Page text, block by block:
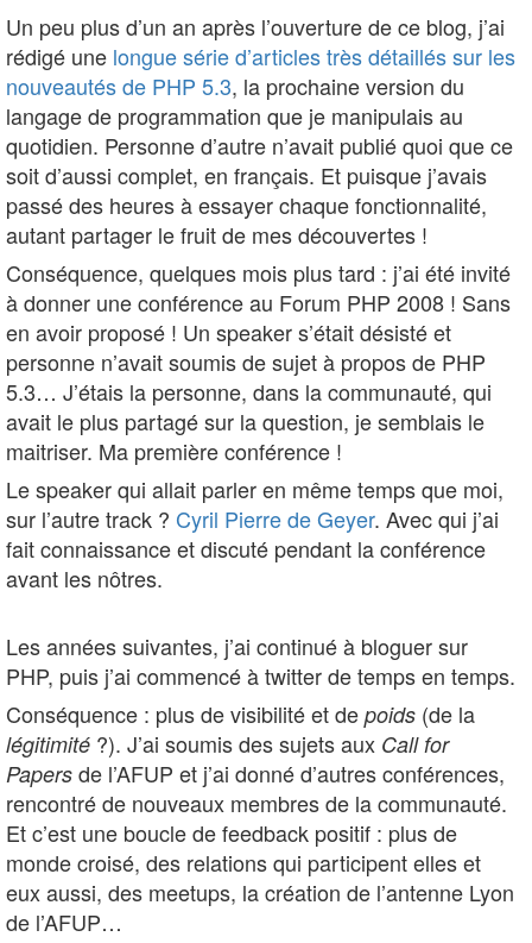
Un peu plus d’un an après l’ouverture de ce blog, j’ai
rédigé une longue série d’articles très détaillés sur les
nouveautés de PHP 5.3, la prochaine version du
langage de programmation que je manipulais au
quotidien. Personne d’autre n’avait publié quoi que ce
soit d’aussi complet, en français. Et puisque j’avais
passé des heures à essayer chaque fonctionnalité,
autant partager le fruit de mes découvertes !
Conséquence, quelques mois plus tard : j’ai été invité
à donner une conférence au Forum PHP 2008 ! Sans
en avoir proposé ! Un speaker s’était désisté et
personne n’avait soumis de sujet à propos de PHP
5.3… J’étais la personne, dans la communauté, qui
avait le plus partagé sur la question, je semblais le
maitriser. Ma première conférence !
Le speaker qui allait parler en même temps que moi,
sur l’autre track ? Cyril Pierre de Geyer. Avec qui j’ai
fait connaissance et discuté pendant la conférence
avant les nôtres.
Les années suivantes, j’ai continué à bloguer sur
PHP, puis j’ai commencé à twitter de temps en temps.
Conséquence : plus de visibilité et de poids (de la
légitimité ?). J’ai soumis des sujets aux Call for
Papers de l’AFUP et j’ai donné d’autres conférences,
rencontré de nouveaux membres de la communauté.
Et c’est une boucle de feedback positif : plus de
monde croisé, des relations qui participent elles et
eux aussi, des meetups, la création de l’antenne Lyon
de l’AFUP…